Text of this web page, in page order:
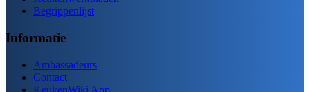
Begrippenlijst
Informatie
Ambassadeurs
Contact
KeukenWiki App